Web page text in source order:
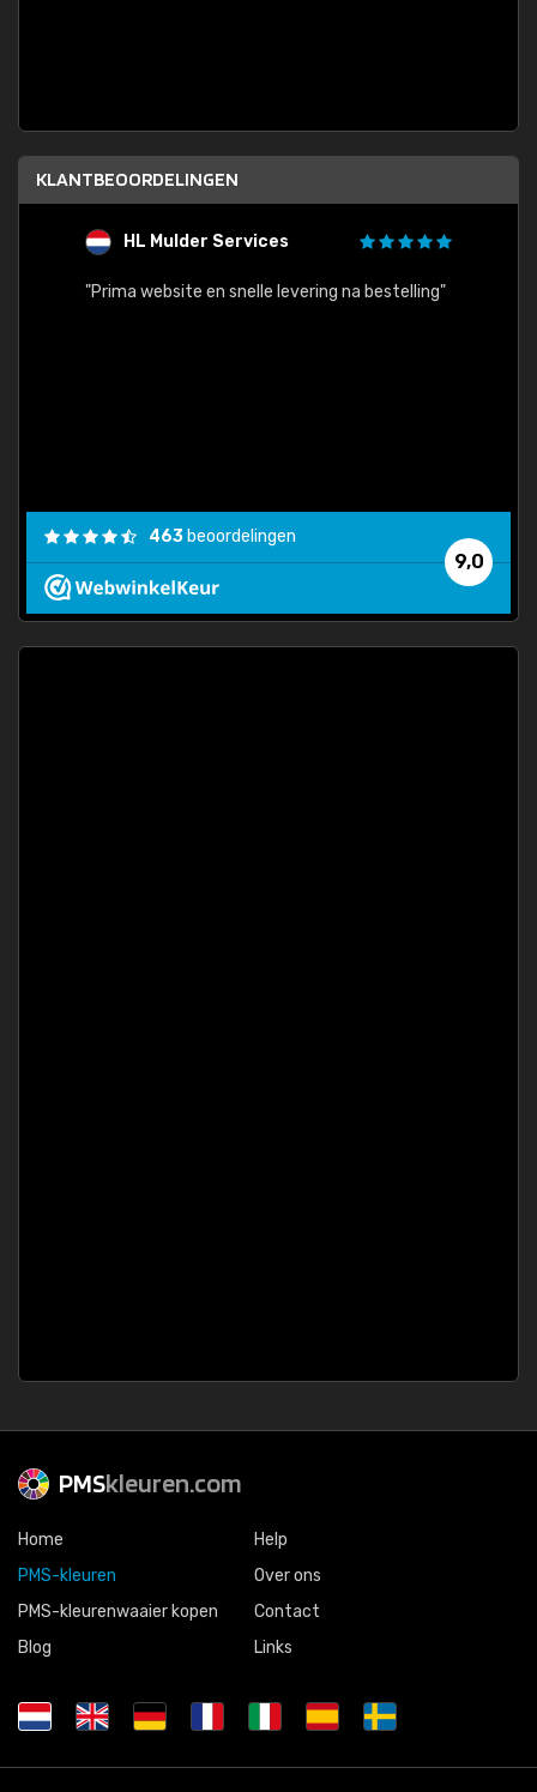
KLANTBEOORDELINGEN
HL Mulder Services
"Prima website en snelle levering na bestelling"
9,0
463 beoordelingen
PMSkleuren.com
Home
PMS-kleuren
PMS-kleurenwaaier kopen
Blog
Help
Over ons
Contact
Links